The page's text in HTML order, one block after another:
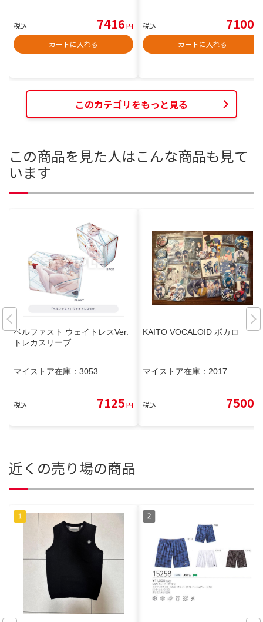
税込 7416円
カートに入れる
税込 7100
カートに入れる
このカテゴリをもっと見る
この商品を見た人はこんな商品も見て
います
ベルファスト ウェイトレスVer.
トレカスリーブ
マイストア在庫： 3053
税込 7125円
KAITO VOCALOID ボカロ
マイストア在庫： 2017
税込 7500
近くの売り場の商品